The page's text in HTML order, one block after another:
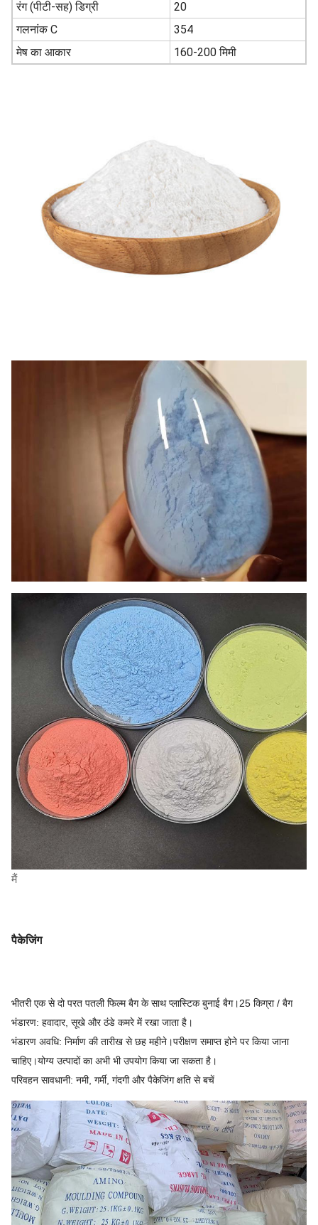
रंग (पीटी-सह) डिग्री
20
गलनांक C
354
मेष का आकार
160-200 मिमी
मैं
पैकेजिंग
भीतरी एक से दो परत पतली फिल्म बैग के साथ प्लास्टिक बुनाई बैग।25 किग्रा / बैग
भंडारण: हवादार, सूखे और ठंडे कमरे में रखा जाता है।
भंडारण अवधि: निर्माण की तारीख से छह महीने।परीक्षण समाप्त होने पर किया जाना
चाहिए।योग्य उत्पादों का अभी भी उपयोग किया जा सकता है।
परिवहन सावधानी: नमी, गर्मी, गंदगी और पैकेजिंग क्षति से बचें